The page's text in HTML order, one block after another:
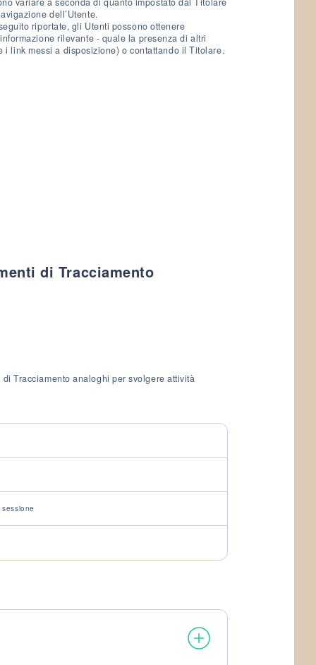
dell’Utente.
riportate, gli Utenti possono ottenere
rilevante - quale la presenza di altri
link messi a disposizione) o contattando il Titolare.
di Tracciamento
Tracciamento analoghi per svolgere attività